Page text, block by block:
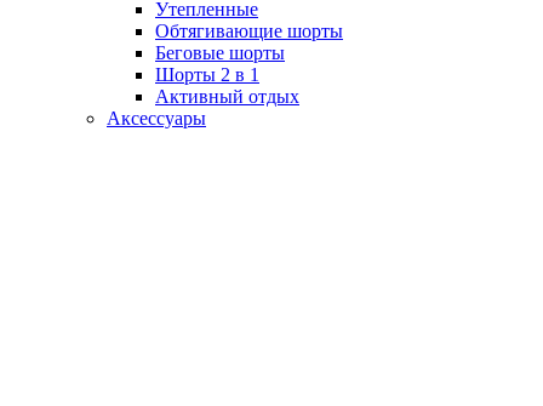
Утепленные
Обтягивающие шорты
Беговые шорты
Шорты 2 в 1
Активный отдых
Аксессуары